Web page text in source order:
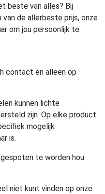
beste van alles? Bij
van de allerbeste prijs, onze
om jou persoonlijk te
contact en alleen op
kunnen lichte
zijn. Op elke product
mogelijk
is.
te worden hou
niet kunt vinden op onze